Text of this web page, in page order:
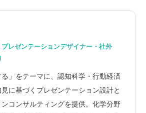
レゼンテーションデザイナー・社外
る」をテーマに、認知科学・行動経済
に基づくプレゼンテーション設計と
コンサルティングを提供。化学分野